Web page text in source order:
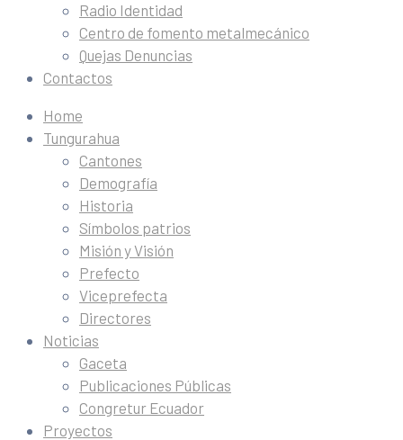
Radio Identidad
Centro de fomento metalmecánico
Quejas Denuncias
Contactos
Home
Tungurahua
Cantones
Demografía
Historia
Símbolos patrios
Misión y Visión
Prefecto
Viceprefecta
Directores
Noticias
Gaceta
Publicaciones Públicas
Congretur Ecuador
Proyectos